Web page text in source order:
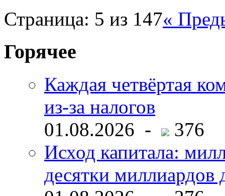
Страница: 5 из 147«
Горячее
Каждая четвёртая
из-за налогов
01.08.2026 -
376
Исход капитала:
десятки миллиардов